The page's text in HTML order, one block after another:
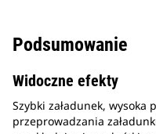
Podsumowanie
Widoczne efekty
Szybki załadunek, wysoka
przeprowadzania